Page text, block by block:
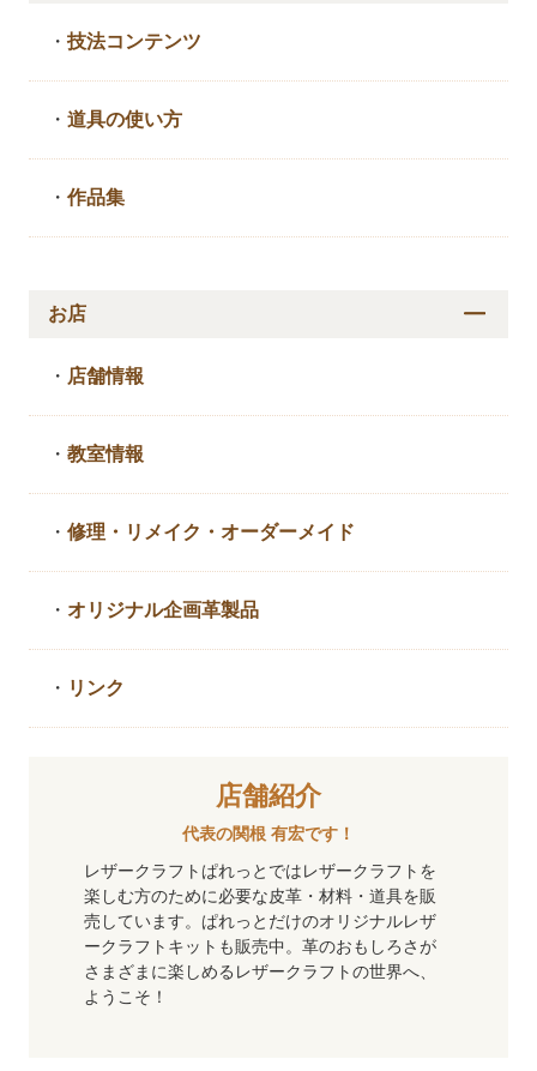
・技法コンテンツ
・道具の使い方
・作品集
お店
・ 店舗情報
・教室情報
・修理・リメイク・ オーダーメイド
・ オリジナル企画革製品
・ リンク
店舗紹介
代表の関根 有宏です！
レザークラフトぱれっとではレザークラフトを
楽しむ方のために必要な皮革・材料・道具を販
売しています。ぱれっとだけのオリジナルレザ
ークラフトキットも販売中。革のおもしろさが
さまざまに楽しめるレザークラフトの世界へ、
ようこそ！